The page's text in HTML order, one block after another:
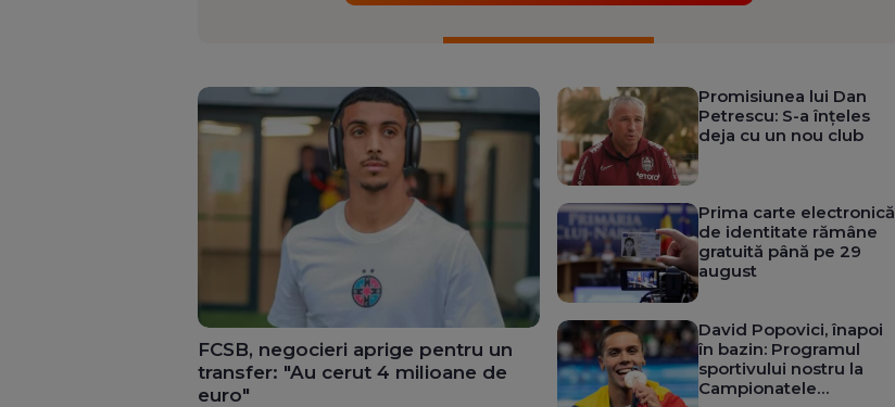
FCSB, negocieri aprige pentru un
transfer: "Au cerut 4 milioane de
euro"
Promisiunea lui Dan
Petrescu: S-a înțeles
deja cu un nou club
Prima carte electronică
de identitate rămâne
gratuită până pe 29
august
David Popovici, înapoi
în bazin: Programul
sportivului nostru la
Campionatele